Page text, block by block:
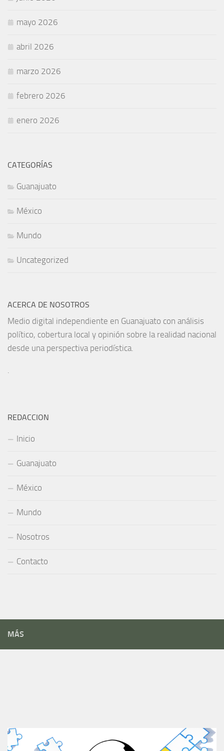
mayo 2026
abril 2026
marzo 2026
febrero 2026
enero 2026
CATEGORÍAS
Guanajuato
México
Mundo
Uncategorized
ACERCA DE NOSOTROS
Medio digital independiente en Guanajuato con análisis
político, cobertura local y opinión sobre la realidad nacional
desde una perspectiva periodística.
REDACCION
Inicio
Guanajuato
México
Mundo
Nosotros
Contacto
MÁS